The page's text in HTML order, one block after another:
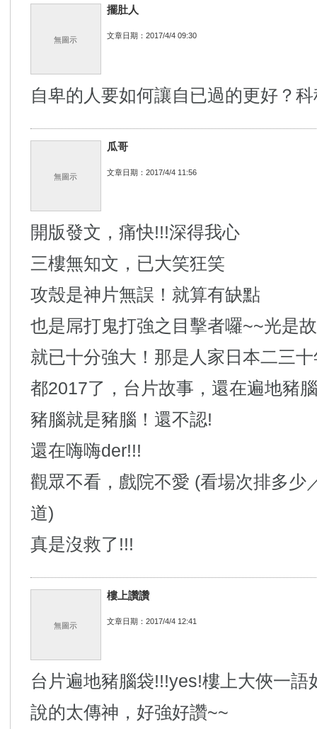
無圖示
擺肚人
文章日期：2017/4/4 09:30
自卑的人要如何讓自已過的更好？
無圖示
瓜哥
文章日期：2017/4/4 11:56
開版發文，痛快!!!深得我心
三樓無知文，已大笑狂笑
攻殼是神片無誤！就算有缺點
也是屌打鬼打強之目擊者囉~~光是
就已十分強大！那是人家日本二三
都2017了，台片故事，還在遍地豬
豬腦就是豬腦！還不認!
還在嗨嗨der!!!
觀眾不看，戲院不愛 (看場次排多少
道)
真是沒救了!!!
無圖示
樓上讚讚
文章日期：2017/4/4 12:41
台片遍地豬腦袋!!!yes!樓上大俠一語
說的太傳神，好強好讚~~